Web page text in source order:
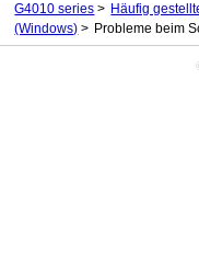
G4010 series Häufig
(Windows)
Probleme beim